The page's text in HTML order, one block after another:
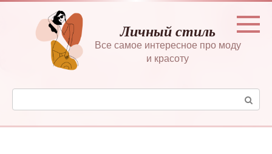
Перейти
контенту
Личный стиль
Все самое интересное про моду
и красоту
Поиск: